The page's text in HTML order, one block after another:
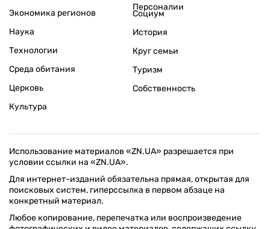
Экономика регионов
Персоналии
Наука
Технологии
Среда обитания
Церковь
Культура
Социум
История
Круг семьи
Туризм
Собственность
Использование материалов «ZN.UA» разрешается при
условии ссылки на «ZN.UA».
Для интернет-изданий обязательна прямая, открытая для
поисковых систем, гиперссылка в первом абзаце на
конкретный материал.
Любое копирование, перепечатка или воспроизведение